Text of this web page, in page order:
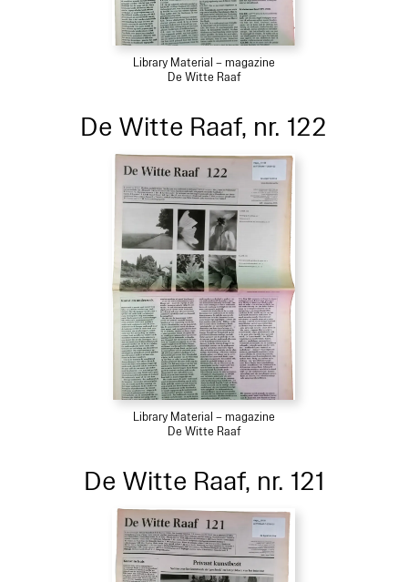
Library Material – magazine
De Witte Raaf
De Witte Raaf, nr. 122
Library Material – magazine
De Witte Raaf
De Witte Raaf, nr. 121